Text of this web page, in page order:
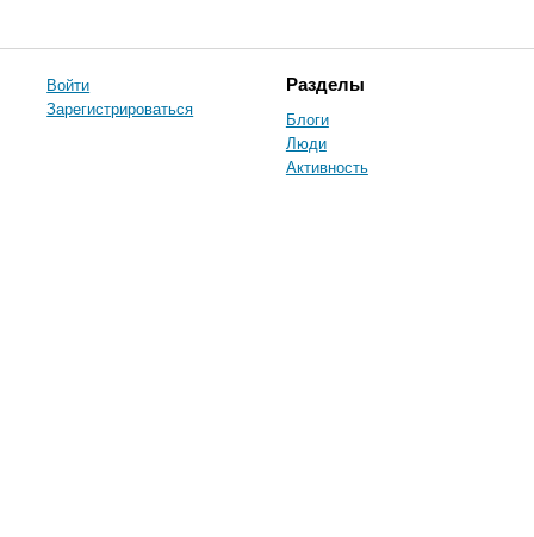
Войти
Зарегистрироваться
Разделы
Блоги
Люди
Активность